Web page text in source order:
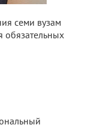
семи вузам
обязательных